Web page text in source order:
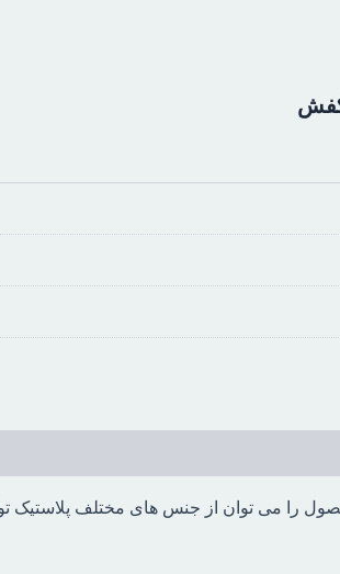
را می توان از جنس های مختلف پلاستیک